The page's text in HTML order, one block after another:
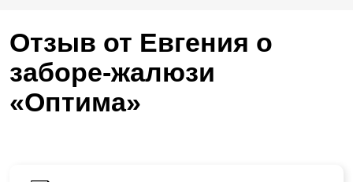
Отзыв от Евгения о
заборе-жалюзи
«Оптима»